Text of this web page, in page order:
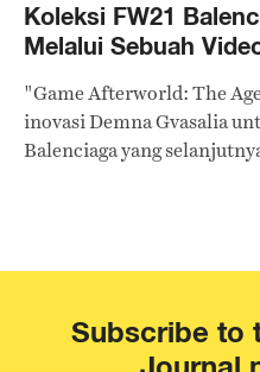
Koleksi FW21
Melalui Sebuah
"Game Afterworld: The
inovasi Demna Gvasalia
Balenciaga yang
Subscribe to